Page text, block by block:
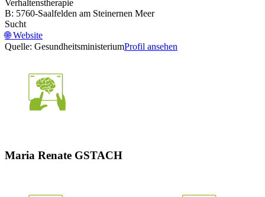
Verhaltenstherapie
B: 5760-Saalfelden am Steinernen Meer
Sucht
🌐Website
Quelle: GesundheitsministeriumProfil ansehen
Maria Renate GSTACH